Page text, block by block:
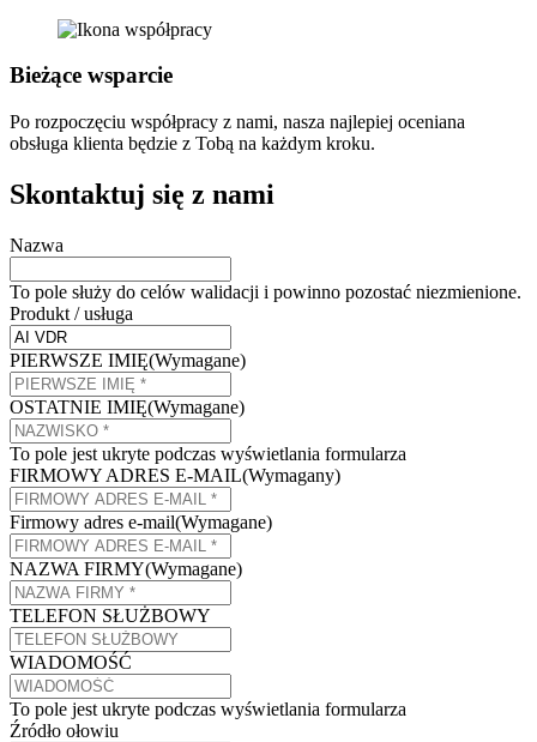
Bieżące wsparcie
Po rozpoczęciu współpracy z nami, nasza najlepiej oceniana
obsługa klienta będzie z Tobą na każdym kroku.
Skontaktuj się z nami
Nazwa
To pole służy do celów walidacji i powinno pozostać niezmienione.
Produkt / usługa
PIERWSZE IMIĘ(Wymagane)
OSTATNIE IMIĘ(Wymagane)
To pole jest ukryte podczas wyświetlania formularza
FIRMOWY ADRES E-MAIL(Wymagany)
Firmowy adres e-mail(Wymagane)
NAZWA FIRMY(Wymagane)
TELEFON SŁUŻBOWY
WIADOMOŚĆ
To pole jest ukryte podczas wyświetlania formularza
Źródło ołowiu